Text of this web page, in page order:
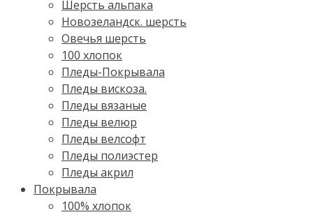
Шерсть альпака
Новозеландск. шерсть
Овечья шерсть
100 хлопок
Пледы-Покрывала
Пледы вискоза.
Пледы вязаные
Пледы велюр
Пледы велсофт
Пледы полиэстер
Пледы акрил
Покрывала
100% хлопок